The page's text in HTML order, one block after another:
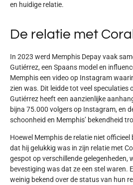
en huidige relatie.
De relatie met
In 2023 werd Memphis Depay vaak
Gutiérrez, een Spaans model en
Memphis een video op Instagram
zien was. Dit leidde tot veel speculaties
Gutiérrez heeft een aanzienlijke
bijna 75.000 volgers op Instagram, en
schoonheid en Memphis’ bekendheid
Hoewel Memphis de relatie niet officieel
dat hij gelukkig was in zijn relatie met
gespot op verschillende gelegenheden,
bevestiging was dat ze een stel waren.
weinig bekend over de status van hun